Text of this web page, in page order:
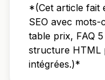
*(Cet article fait
SEO avec mots-
table prix, FAQ
structure HTML
intégrées.)*